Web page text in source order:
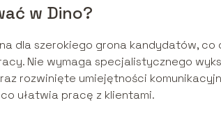
w Dino?
dla szerokiego grona kandydatów,
Nie wymaga specjalistycznego
rozwinięte umiejętności
ułatwia pracę z klientami.